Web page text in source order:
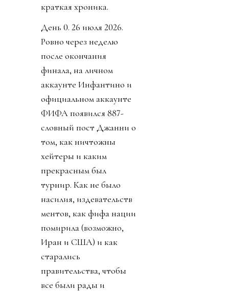
краткая хроника.
День 0. 26 июля 2026.
Ровно через неделю
после окончания
финала, на личном
аккаунте Инфантино и
официальном аккаунте
ФИФА появился 887-
словный пост Джанни о
том, как ничтожны
хейтеры и каким
прекрасным был
турнир. Как не было
насилия, издевательств
ментов, как фифа нации
помирила (возможно,
Иран и США) и как
старались
правительства, чтобы
все были рады и